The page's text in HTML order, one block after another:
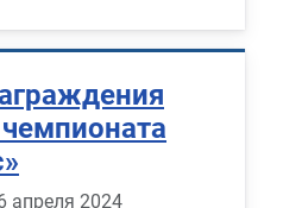
апреля 2024